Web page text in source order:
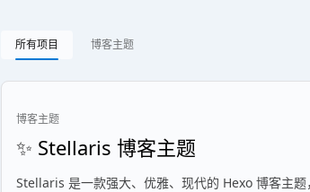
所有项目 博客主题
博客主题
✨ Stellaris 博客主题
Stellaris 是一款强大、优雅、现代的 Hexo 博客主